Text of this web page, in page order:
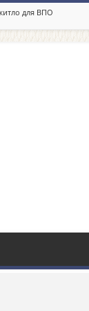
для ВПО